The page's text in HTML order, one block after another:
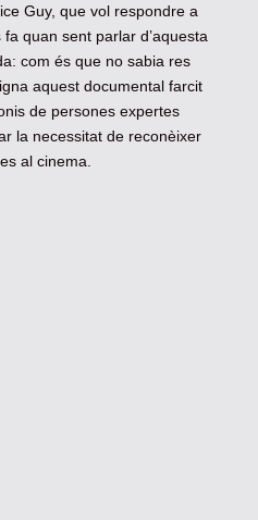
Guy, que vol respondre a
quan sent parlar d’aquesta
com és que no sabia res
aquest documental farcit
de persones expertes
la necessitat de reconèixer
al cinema.